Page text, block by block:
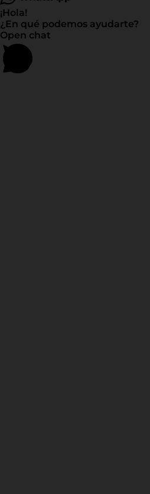
¡Hola!
¿En qué podemos ayudarte?
Open chat